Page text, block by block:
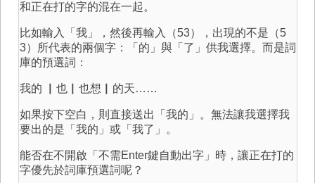
和正在打的字的混在一起。
比如輸入「我」，然後再輸入（53），出現的不是（5
3）所代表的兩個字：「的」與「了」供我選擇。而是詞
庫的預選詞：
我的 ▏也▏也想▏的天……
如果按下空白，則直接送出「我的」。無法讓我選擇我
要出的是「我的」或「我了」。
能否在不開啟「不需Enter鍵自動出字」時，讓正在打的
字優先於詞庫預選詞呢？